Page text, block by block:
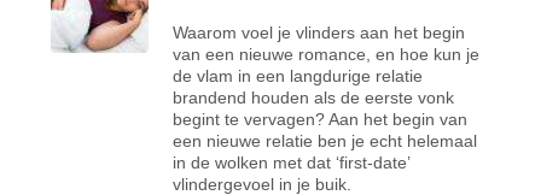
Waarom voel je vlinders aan het begin
van een nieuwe romance, en hoe kun je
de vlam in een langdurige relatie
brandend houden als de eerste vonk
begint te vervagen? Aan het begin van
een nieuwe relatie ben je echt helemaal
in de wolken met dat ‘first-date’
vlindergevoel in je buik.